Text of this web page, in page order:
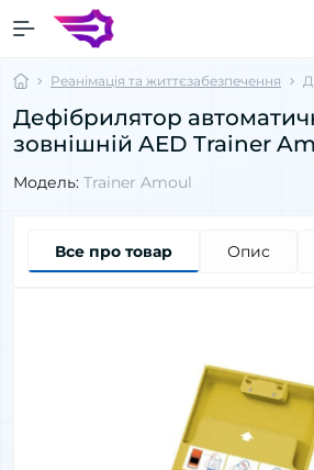
Реанімація та життєзабезпечення
Дефібрилятор
зовнішній AED Trainer
Модель: Trainer Amoul
Все про товар Опис